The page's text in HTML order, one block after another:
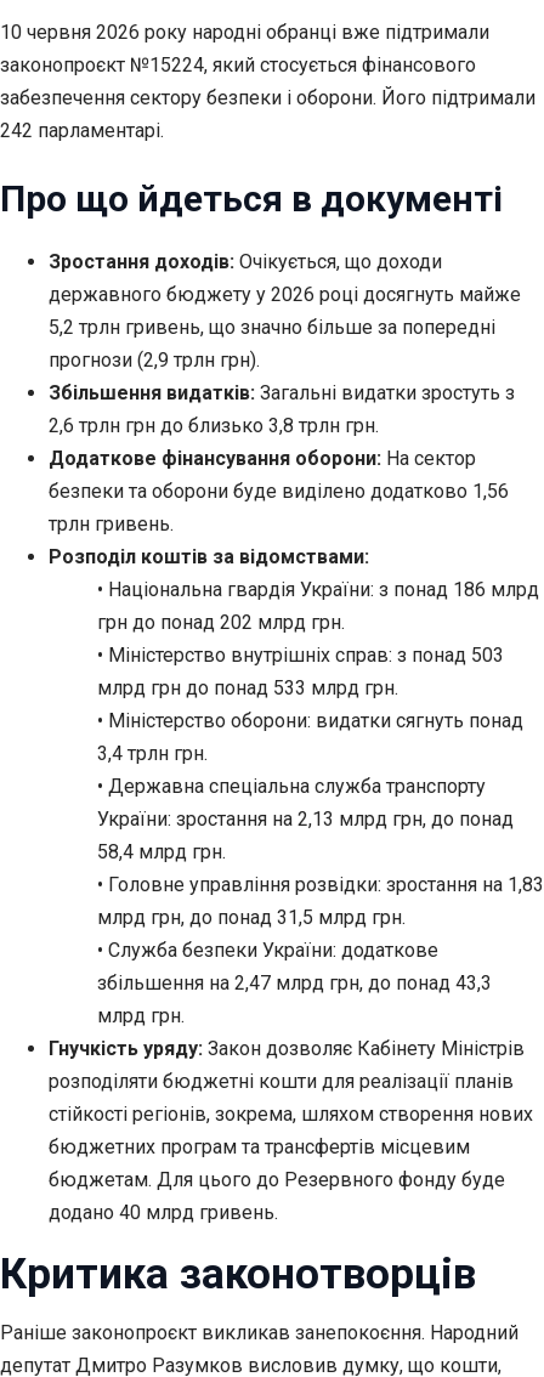
10 червня 2026 року народні обранці вже підтримали
законопроєкт №15224, який стосується фінансового
забезпечення сектору безпеки і оборони. Його підтримали
242 парламентарі.
Про що йдеться в документі
Зростання доходів: Очікується, що доходи
державного бюджету у 2026 році досягнуть майже
5,2 трлн гривень, що значно більше за попередні
прогнози (2,9 трлн грн).
Збільшення видатків: Загальні видатки зростуть з
2,6 трлн грн до близько 3,8 трлн грн.
Додаткове фінансування оборони: На сектор
безпеки та оборони буде виділено додатково 1,56
трлн гривень.
Розподіл коштів за відомствами:
• Національна гвардія України: з понад 186 млрд
грн до понад 202 млрд грн.
• Міністерство внутрішніх справ: з понад 503
млрд грн до понад 533 млрд грн.
• Міністерство оборони: видатки сягнуть понад
3,4 трлн грн.
• Державна спеціальна служба транспорту
України: зростання на 2,13 млрд грн, до понад
58,4 млрд грн.
• Головне управління розвідки: зростання на 1,83
млрд грн, до понад 31,5 млрд грн.
• Служба безпеки України: додаткове
збільшення на 2,47 млрд грн, до понад 43,3
млрд грн.
Гнучкість уряду: Закон дозволяє Кабінету Міністрів
розподіляти бюджетні кошти для реалізації планів
стійкості регіонів, зокрема, шляхом створення нових
бюджетних програм та трансфертів місцевим
бюджетам. Для цього до Резервного фонду буде
додано 40 млрд гривень.
Критика законотворців
Раніше законопроєкт викликав занепокоєння. Народний
депутат Дмитро Разумков висловив думку, що кошти,